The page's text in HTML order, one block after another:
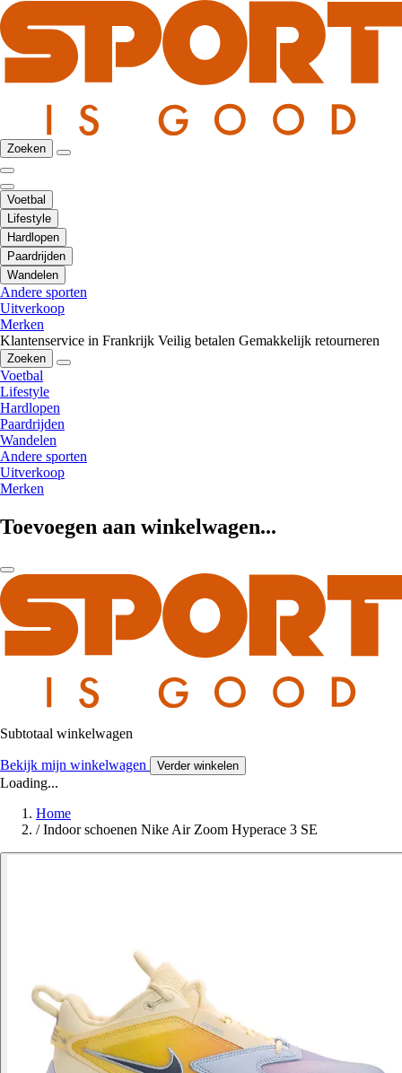
Zoeken
Voetbal
Lifestyle
Hardlopen
Paardrijden
Wandelen
Andere sporten
Uitverkoop
Merken
Klantenservice in Frankrijk Veilig betalen Gemakkelijk retourneren
Zoeken
Voetbal
Lifestyle
Hardlopen
Paardrijden
Wandelen
Andere sporten
Uitverkoop
Merken
Toevoegen aan winkelwagen...
Subtotaal winkelwagen
Bekijk mijn winkelwagen Verder winkelen
Loading...
Home
/ Indoor schoenen Nike Air Zoom Hyperace 3 SE